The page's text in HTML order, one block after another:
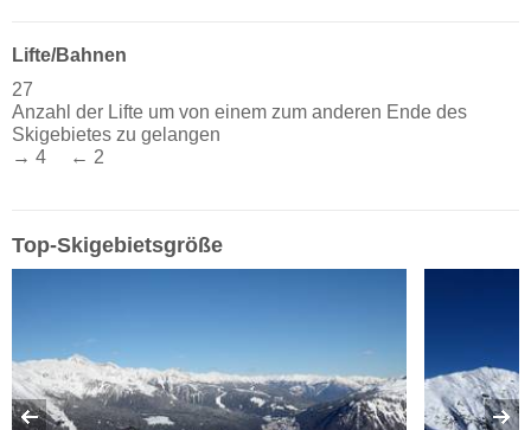
Lifte/Bahnen
27
Anzahl der Lifte um von einem zum anderen Ende des
Skigebietes zu gelangen
→ 4 ← 2
Top-Skigebietsgröße